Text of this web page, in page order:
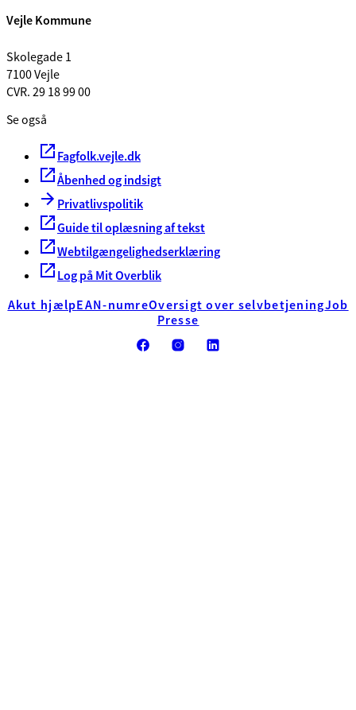
Vejle Kommune
Skolegade 1
7100 Vejle
CVR. 29 18 99 00
Se også
Fagfolk.vejle.dk
Åbenhed og indsigt
Privatlivspolitik
Guide til oplæsning af tekst
Webtilgængelighedserklæring
Log på Mit Overblik
Akut hjælpEAN-numreOversigt over selvbetjeningJob
Presse